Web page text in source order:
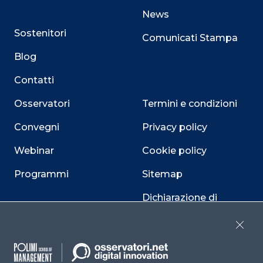
Sostenitori
Blog
Contatti
Osservatori
Convegni
Webinar
Programmi
News
Comunicati Stampa
Termini e condizioni
Privacy policy
Cookie policy
Sitemap
Dichiarazione di